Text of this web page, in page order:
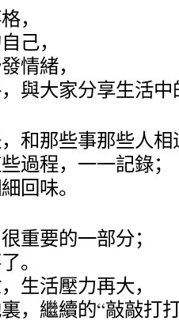
，
己，
情緒，
與大家分享生活
和那些事那些人
過程，一一記錄；
回味。
重要的一部分；
。
生活壓力再大，
，繼續的“敲敲打